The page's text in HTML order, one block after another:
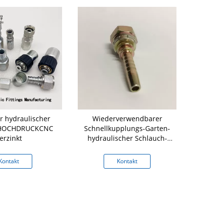
hydraulischer
Wiederverwendbarer
Schnellkupplungs-Garten-
hydraulischer Schlauch-
Kontakt